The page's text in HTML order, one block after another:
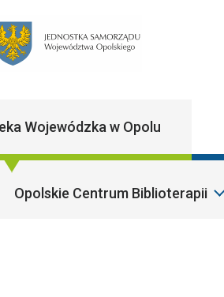
Main
Wojewódzka w Opolu
Opolskie Centrum Biblioterapii